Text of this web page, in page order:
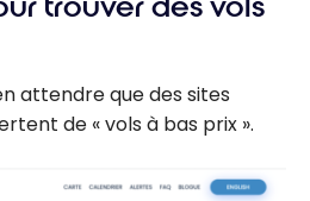
attendre que des sites
de « vols à bas prix ».